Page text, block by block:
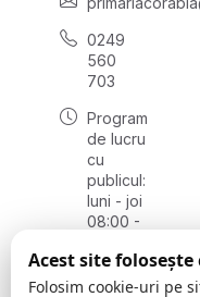
0249
560
703
Program
de lucru
cu
publicul:
luni - joi
08:00 -
vineri
8:00 -
Acest site folosește
Folosim cookie-uri pe